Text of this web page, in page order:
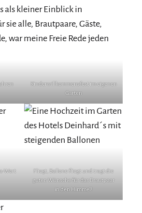
als kleiner Einblick in
sie alle, Brautpaare, Gäste,
war meine Freie Rede jeden
Kinderwillkommensfest im eigenen
Garten
Wort
Fliegt, Ballone fliegt und tragt die
guten Wünsche für das Brautpaar
in den Himmel!